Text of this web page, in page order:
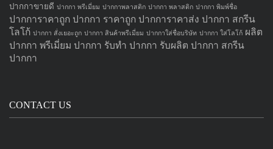
ปากกาขายดี ปากกา พรีเมี่ยม ปากกาพลาสติก ปากกา พลาสติก ปากกา พิมพ์ชื่อ
ปากการาคาถูก ปากกา ราคาถูก ปากการาคาส่ง ปากกา สกรีน
โลโก้ ปากกา สั่งเยอะถูก ปากกา สินค้าพรีเมี่ยม ปากกาใส่ชื่อบริษัท ปากกา ใส่โลโก้ ผลิต
ปากกา พรีเมี่ยม ปากกา รับทำ ปากกา รับผลิต ปากกา สกรีน
ปากกา
CONTACT US